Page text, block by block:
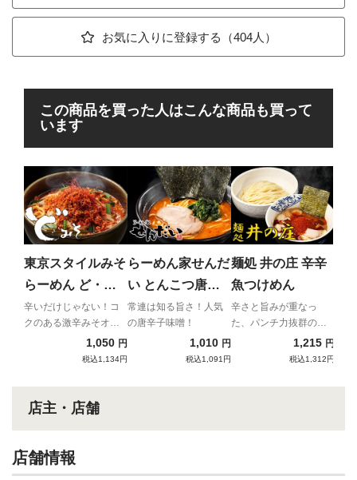
お気に入りに登録する（404人）
この商品を買った人はこんな商品も買って
います
東京スタイルみそ
らーめん ど・み
そ みそオロチョ
ンらーめん
辛いだけじゃない！コ
クのある激辛みそオロ
チョンラーメン1,050 円
税込1,134円
らーめん家せんだ
い とんこつ唐辛
子味噌
常連は知る旨さ！人気
の唐辛子味噌！
1,010 円
税込1,091円
麺処 井の庄 辛辛
魚つけめん
辛さと旨みが重なっ
た、パンチ力抜群の辛
1,215 円
税込1,312円
店主・店舗
店舗情報